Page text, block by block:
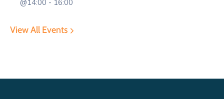
@14:00 - 16:00
View All Events